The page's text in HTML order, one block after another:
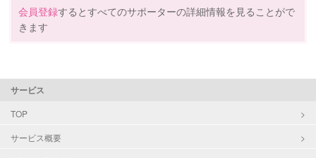
会員登録するとすべてのサポーターの詳細情報を見ることがで
きます
サービス
TOP
サービス概要